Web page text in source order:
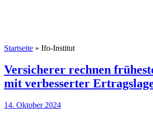
Startseite » Ifo-Institut
Versicherer rechnen
mit verbesserter
14. Oktober 2024